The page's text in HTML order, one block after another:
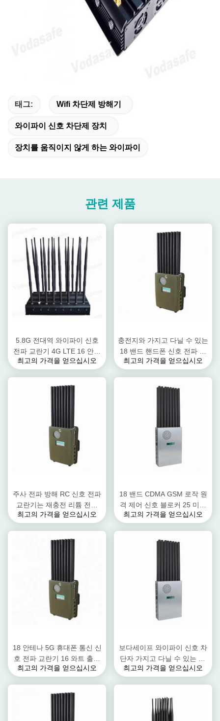
태그: Wifi 차단제 방해기
와이파이 신호 차단제 장치
장치를 움직이지 않게 하는 와이파이
관련 제품
5.8G 전대역 와이파이 신호
전파 교란기 4G LTE 16 안테
나 와이파이 신호 블로커
최고의 가격을 얻으십시오
충전지와 가지고 다닐 수 있는
18 밴드 핸드폰 신호 전파 교
란기 UHF VHF 로작
최고의 가격을 얻으십시오
주사 전파 방해 RC 신호 전파
교란기는 재충전 리튬 전지
12000mAh에서 설립되었습
최고의 가격을 얻으십시오
18 밴드 CDMA GSM 로작 원
격 제어 신호 블로커 25 미터
커버 반경
최고의 가격을 얻으십시오
18 안테나 5G 휴대폰 통신 신
호 전파 교란기 16 와트 출력
전원 화면 디스플레이
최고의 가격을 얻으십시오
보다세이프 와이파이 신호 차
단자 가지고 다닐 수 있는 18
안테나 GPS 핸드폰 신호 전
최고의 가격을 얻으십시오